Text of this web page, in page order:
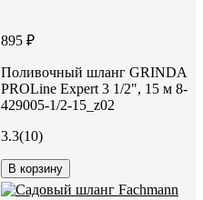
895 ₽
Поливочный шланг GRINDA
PROLine Expert 3 1/2", 15 м 8-
429005-1/2-15_z02
3.3(10)
В корзину